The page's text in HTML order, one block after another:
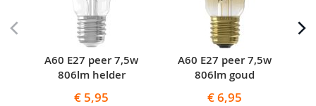
A60 E27 peer 7,5w
806lm helder
€ 5,95
A60 E27 peer 7,5w
806lm goud
€ 6,95